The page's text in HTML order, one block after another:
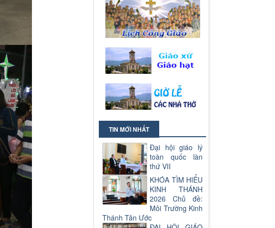
TIN MỚI NHẤT
Đại hội giáo lý
toàn quốc làn
thứ VII
KHÓA TÌM HIỂU
KINH THÁNH
2026 Chủ đề:
Môi Trường Kinh
Thánh Tân Ước